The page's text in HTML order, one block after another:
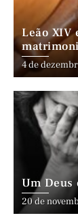
Leão XIV
4 de
Um Deus
20 de